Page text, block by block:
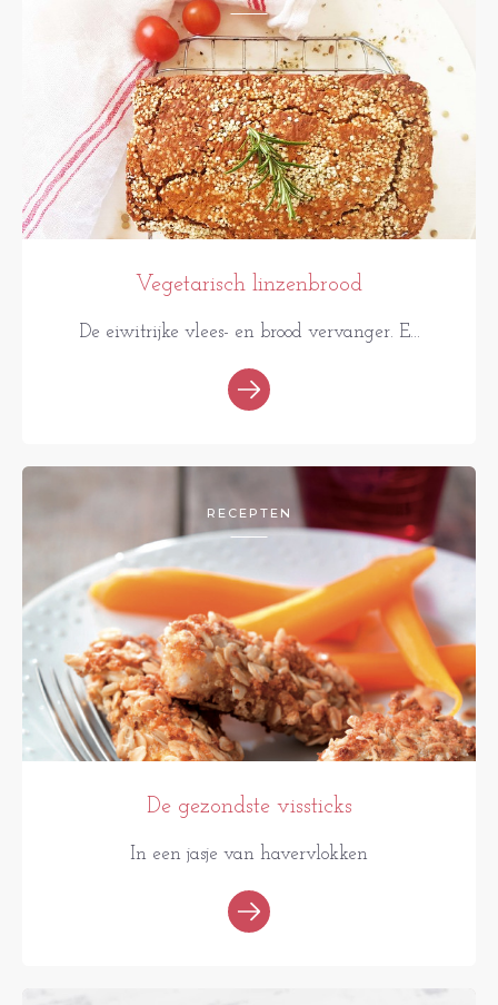
Vegetarisch linzenbrood
De eiwitrijke vlees- en brood vervanger. E...
RECEPTEN
De gezondste vissticks
In een jasje van havervlokken